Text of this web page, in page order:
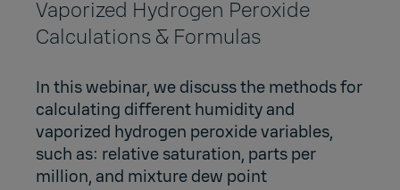
Vaporized Hydrogen Peroxide
Calculations & Formulas
In this webinar, we discuss the methods for
calculating different humidity and
vaporized hydrogen peroxide variables,
such as: relative saturation, parts per
million, and mixture dew point